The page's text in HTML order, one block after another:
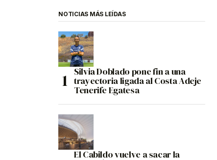
NOTICIAS MÁS LEÍDAS
Silvia Doblado pone fin a una
trayectoria ligada al Costa Adeje
Tenerife Egatesa
El Cabildo vuelve a sacar la